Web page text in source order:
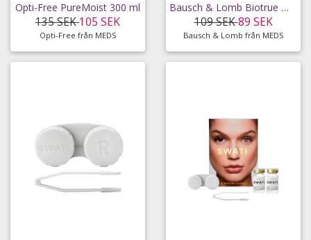
Opti-Free PureMoist 300 ml
135 SEK105 SEK
Opti-Free från MEDS
Bausch & Lomb Biotrue Multi-Purpose linsvätska 300
109 SEK89 SEK
Bausch & Lomb från MEDS